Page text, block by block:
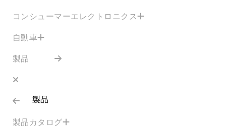
コンシューマーエレクトロニクス
自動車
製品
製品
製品カタログ